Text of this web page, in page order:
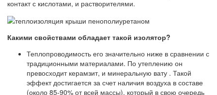
контакт с кислотами, и растворителями.
Какими свойствами обладает такой изолятор?
Теплопроводимость его значительно ниже в сравнении с
традиционными материалами. По утеплению он
превосходит керамзит, и минеральную вату . Такой
эффект достигается за счет наличия воздуха в составе
(около 85-90% от всей массы), который в свою очередь